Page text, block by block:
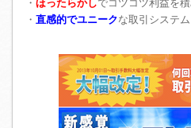
・ ほったらかしでコツコツ利益を
・ 直感的でユニークな取引システム